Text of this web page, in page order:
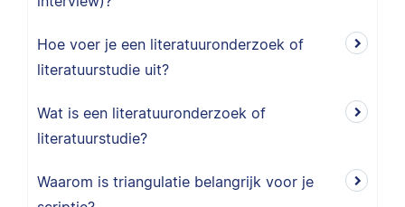
Hoe voer je een literatuuronderzoek of
literatuurstudie uit?
Wat is een literatuuronderzoek of
literatuurstudie?
Waarom is triangulatie belangrijk voor je